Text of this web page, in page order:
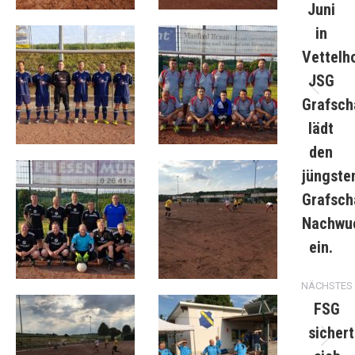
Juni
in
JSG
lädt
den
ein.
NÄCHSTES
FSG
sichert